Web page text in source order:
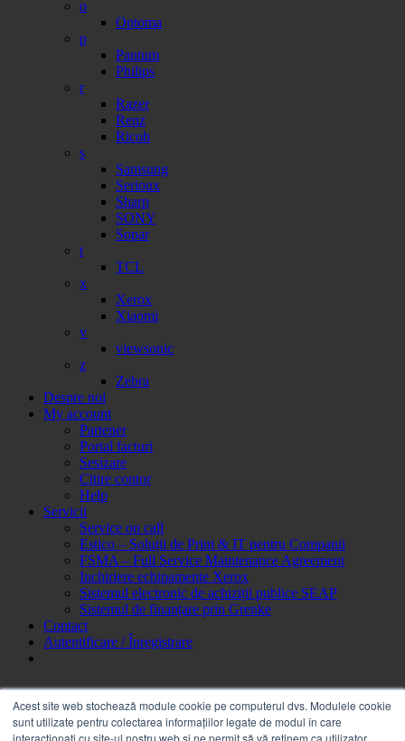
Acest site web stochează module cookie pe computerul dvs. Modulele cookie
sunt utilizate pentru colectarea informațiilor legate de modul în care
interacționați cu site-ul nostru web și ne permit să vă reținem ca utilizator.
o
Optoma
p
Pantum
Philips
r
Razer
Renz
Ricoh
s
Samsung
Serioux
Sharp
SONY
Sopar
t
TCL
x
Xerox
Xiaomi
v
viewsonic
z
Zebra
Despre noi
My account
Partener
Portal facturi
Sesizare
Citire contor
Help
Servicii
Service on call
Estico – Soluții de Print & IT pentru Companii
FSMA – Full Service Maintenance Agreement
Inchiriere echipamente Xerox
Sistemul electronic de achiziții publice SEAP
Sistemul de finanțare prin Grenke
Contact
Autentificare / Înregistrare